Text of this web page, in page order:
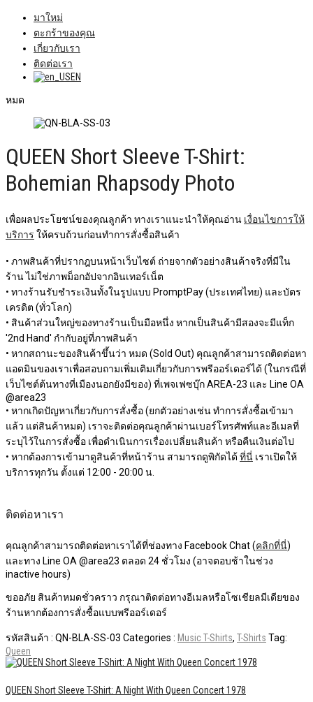
มาใหม่
ตะกร้าของคุณ
เกี่ยวกับเรา
ติดต่อเรา
EN
หมด
QUEEN Short Sleeve T-Shirt:
Bohemian Rhapsody Photo
เพื่อผลประโยชน์ของคุณลูกค้า ทางเราแนะนำให้คุณอ่าน เงื่อนไขการให้
บริการ ให้ครบถ้วนก่อนทำการสั่งซื้อสินค้า
• ภาพสินค้าที่ปรากฎบนหน้าเว็บไซต์ ถ่ายจากตัวอย่างสินค้าจริงที่มีใน
ร้าน ไม่ใช่ภาพม็อกอัปจากอินเทอร์เน็ต
• ทางร้านรับชำระเงินทั้งในรูปแบบ PromptPay (ประเทศไทย) และบัตร
เครดิต (ทั่วโลก)
• สินค้าส่วนใหญ่ของทางร้านเป็นมือหนึ่ง หากเป็นสินค้ามีสองจะมีแท็ก
'2nd Hand' กำกับอยู่ที่ภาพสินค้า
• หากสถานะของสินค้าขึ้นว่า หมด (Sold Out) คุณลูกค้าสามารถติดต่อหา
แอดมินของเราเพื่อสอบถามเพิ่มเติมเกี่ยวกับการพรีออร์เดอร์ได้ (ในกรณีที่
เว็บไซต์ต้นทางที่เมืองนอกยังมีของ) ที่เพจเฟซบุ๊ก AREA-23 และ Line OA
@area23
• หากเกิดปัญหาเกี่ยวกับการสั่งซื้อ (ยกตัวอย่างเช่น ทำการสั่งซื้อเข้ามา
แล้ว แต่สินค้าหมด) เราจะติดต่อคุณลูกค้าผ่านเบอร์โทรศัพท์และอีเมลที่
ระบุไว้ในการสั่งซื้อ เพื่อดำเนินการเรื่องเปลี่ยนสินค้า หรือคืนเงินต่อไป
• หากต้องการเข้ามาดูสินค้าที่หน้าร้าน สามารถดูพิกัดได้ ที่นี่ เราเปิดให้
บริการทุกวัน ตั้งแต่ 12:00 - 20:00 น.
ติดต่อหาเรา
คุณลูกค้าสามารถติดต่อหาเราได้ที่ช่องทาง Facebook Chat (คลิกที่นี่)
และทาง Line OA @area23 ตลอด 24 ชั่วโมง (อาจตอบช้าในช่วง
inactive hours)
ขออภัย สินค้าหมดชั่วคราว กรุณาติดต่อทางอีเมลหรือโซเชียลมีเดียของ
ร้านหากต้องการสั่งซื้อแบบพรีออร์เดอร์
รหัสสินค้า : QN-BLA-SS-03 Categories : Music T-Shirts, T-Shirts Tag:
Queen
QUEEN Short Sleeve T-Shirt: A Night With Queen Concert 1978